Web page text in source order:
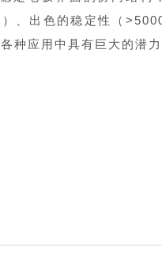
、出色的稳定性（
种应用中具有巨大的潜力